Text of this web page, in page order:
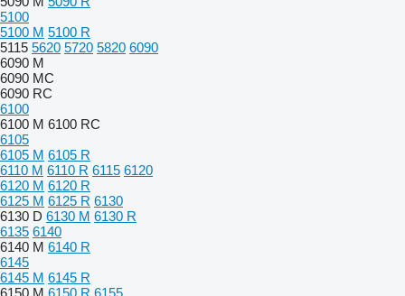
5100
5100 M 5100 R
5115 5620 5720 5820 6090
6090 M
6090 MC
6090 RC
6100
6100 M 6100 RC
6105
6105 M 6105 R
6110 M 6110 R 6115 6120
6120 M 6120 R
6125 M 6125 R 6130
6130 D 6130 M 6130 R
6135 6140
6140 M 6140 R
6145
6145 M 6145 R
6150 M 6150 R 6155